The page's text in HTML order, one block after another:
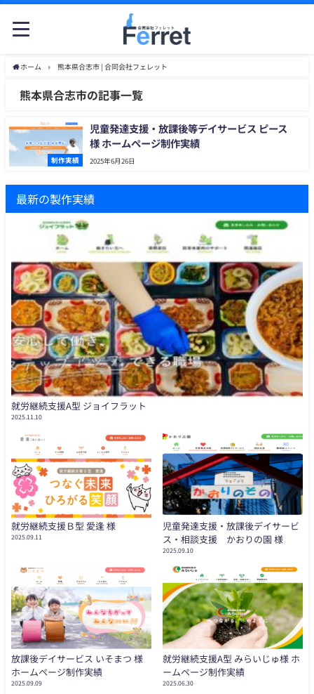
ホーム 熊本県合志市 | 合同会社フェレット
熊本県合志市の記事一覧
制作実績
児童発達支援・放課後等デイサービス ピース
様 ホームページ制作実績
2025年6月26日
最新の製作実績
就労継続支援A型 ジョイフラット
2025.11.10
就労継続支援Ｂ型 愛逢 様
2025.09.11
児童発達支援・放課後デイサービ
ス・相談支援 かおりの園 様
2025.09.10
放課後デイサービス いそまつ 様
ホームページ制作実績
2025.09.09
就労継続支援A型 みらいじゅ様 ホ
ームページ制作実績
2025.06.30